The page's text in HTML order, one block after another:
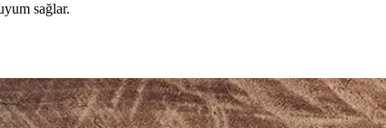
sağlar.
Konfor ve Şıklık Sunan Hafif ve Dayanıklı